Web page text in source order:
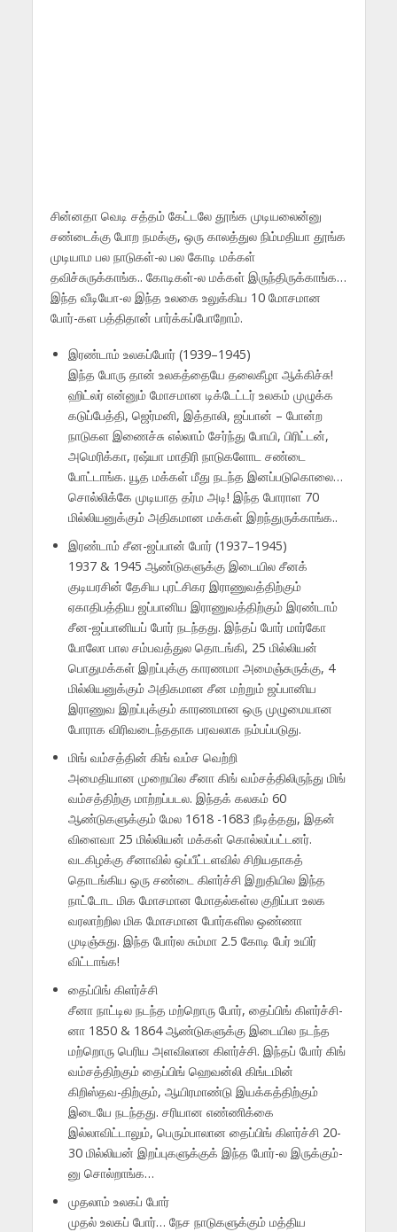
சின்னதா வெடி சத்தம் கேட்டலே தூங்க முடியலைன்னு
சண்டைக்கு போற நமக்கு, ஒரு காலத்துல நிம்மதியா தூங்க
முடியாம பல நாடுகள்-ல பல கோடி மக்கள்
தவிச்சுருக்காங்க.. கோடிகள்-ல மக்கள் இருந்திருக்காங்க…
இந்த வீடியோ-ல இந்த உலகை உலுக்கிய 10 மோசமான
போர்-கள பத்திதான் பார்க்கப்போறோம்.
இரண்டாம் உலகப்போர் (1939–1945)
இந்த போரு தான் உலகத்தையே தலைகீழா ஆக்கிச்சு!
ஹிட்லர் என்னும் மோசமான டிக்டேட்டர் உலகம் முழுக்க
கடுப்பேத்தி, ஜெர்மனி, இத்தாலி, ஜப்பான் – போன்ற
நாடுகள இணைச்சு எல்லாம் சேர்ந்து போயி, பிரிட்டன்,
அமெரிக்கா, ரஷ்யா மாதிரி நாடுகளோட சண்டை
போட்டாங்க. யூத மக்கள் மீது நடந்த இனப்படுகொலை…
சொல்லிக்கே முடியாத தர்ம அடி! இந்த போராள 70
மில்லியனுக்கும் அதிகமான மக்கள் இறந்துருக்காங்க..
இரண்டாம் சீன-ஜப்பான் போர் (1937–1945)
1937 & 1945 ஆண்டுகளுக்கு இடையில சீனக்
குடியரசின் தேசிய புரட்சிகர இராணுவத்திற்கும்
ஏகாதிபத்திய ஜப்பானிய இராணுவத்திற்கும் இரண்டாம்
சீன-ஜப்பானியப் போர் நடந்தது. இந்தப் போர் மார்கோ
போலோ பால சம்பவத்துல தொடங்கி, 25 மில்லியன்
பொதுமக்கள் இறப்புக்கு காரணமா அமைஞ்சுருக்கு, 4
மில்லியனுக்கும் அதிகமான சீன மற்றும் ஜப்பானிய
இராணுவ இறப்புக்கும் காரணமான ஒரு முழுமையான
போராக விரிவடைந்ததாக பரவலாக நம்பப்படுது.
மிங் வம்சத்தின் கிங் வம்ச வெற்றி
அமைதியான முறையில சீனா கிங் வம்சத்திலிருந்து மிங்
வம்சத்திற்கு மாற்றப்படல. இந்தக் கலகம் 60
ஆண்டுகளுக்கும் மேல 1618 -1683 நீடித்தது, இதன்
விளைவா 25 மில்லியன் மக்கள் கொல்லப்பட்டனர்.
வடகிழக்கு சீனாவில் ஒப்பீட்டளவில் சிறியதாகத்
தொடங்கிய ஒரு சண்டை கிளர்ச்சி இறுதியில இந்த
நாட்டோட மிக மோசமான மோதல்கள்ல குறிப்பா உலக
வரலாற்றில மிக மோசமான போர்களில ஒண்ணா
முடிஞ்சுது. இந்த போர்ல சும்மா 2.5 கோடி பேர் உயிர்
விட்டாங்க!
தைப்பிங் கிளர்ச்சி
சீனா நாட்டில நடந்த மற்றொரு போர், தைப்பிங் கிளர்ச்சி-
னா 1850 & 1864 ஆண்டுகளுக்கு இடையில நடந்த
மற்றொரு பெரிய அளவிலான கிளர்ச்சி. இந்தப் போர் கிங்
வம்சத்திற்கும் தைப்பிங் ஹெவன்லி கிங்டமின்
கிறிஸ்தவ-திற்கும், ஆயிரமாண்டு இயக்கத்திற்கும்
இடையே நடந்தது. சரியான எண்ணிக்கை
இல்லாவிட்டாலும், பெரும்பாலான தைப்பிங் கிளர்ச்சி 20-
30 மில்லியன் இறப்புகளுக்குக் இந்த போர்-ல இருக்கும்-
னு சொல்றாங்க…
முதலாம் உலகப் போர்
முதல் உலகப் போர்… நேச நாடுகளுக்கும் மத்திய